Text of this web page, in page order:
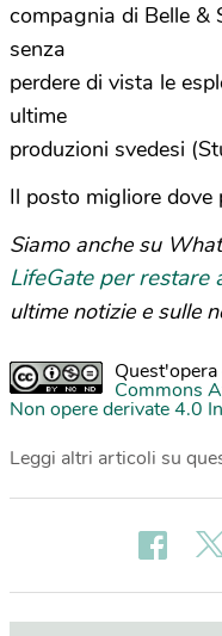
compagnia di Belle &
senza
perdere di vista le
ultime
produzioni svedesi
Il posto migliore dove
Siamo anche su
LifeGate per restare
ultime notizie e sulle
Commons
Non opere derivate 4.0
Leggi altri articoli su